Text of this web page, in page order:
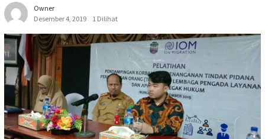
Owner
Desember 4, 2019
1 Dilihat